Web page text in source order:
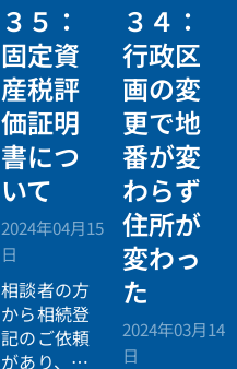
３５：
固定資
産税評
価証明
書につ
いて
2024年04月15
日
相談者の方
から相続登
記のご依頼
があり、被
３４：
行政区
画の変
更で地
番が変
わらず
住所が
変わっ
た
2024年03月14
日